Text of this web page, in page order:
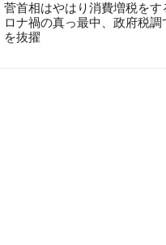
菅首相はやはり消費増税を
ロナ禍の真っ最中、政府税
を抜擢